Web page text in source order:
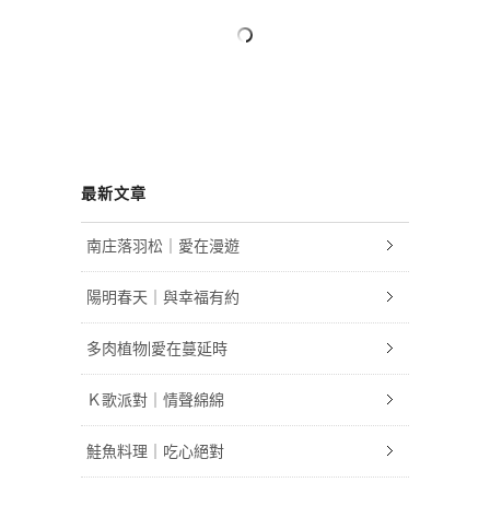
最新文章
南庄落羽松｜愛在漫遊
陽明春天｜與幸福有約
多肉植物|愛在蔓延時
Ｋ歌派對｜情聲綿綿
鮭魚料理｜吃心絕對